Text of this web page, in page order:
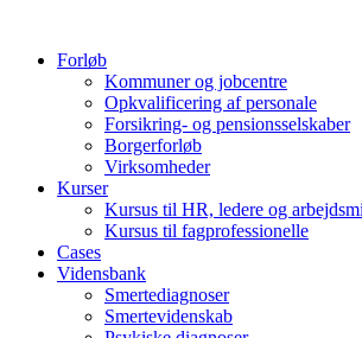
indholdForløb
Kommuner og jobcentre
Opkvalificering af personale
Forsikring- og pensionsselskaber
Borgerforløb
Virksomheder
Kurser
Kursus til HR, ledere og
Kursus til fagprofessionelle
Cases
Vidensbank
Smertediagnoser
Smertevidenskab